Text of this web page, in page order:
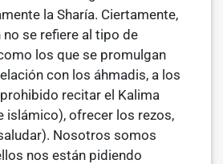
la Sharía. Ciertamente,
se refiere al tipo de
los que se promulgan
con los áhmadis, a los
recitar el Kalima
islámico), ofrecer los rezos,
Nosotros somos
nos están pidiendo